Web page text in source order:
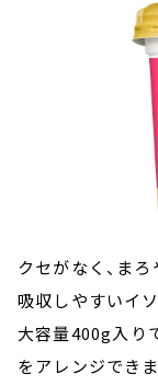
クセがなく、ま
吸収しやすいイ
大容量400g入り
をアレンジでき